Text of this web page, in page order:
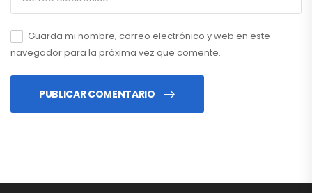
Guarda mi nombre, correo electrónico y web en este
navegador para la próxima vez que comente.
PUBLICAR COMENTARIO